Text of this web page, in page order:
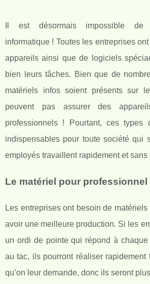
Il est désormais impossible de
informatique ! Toutes les entreprises
appareils ainsi que de logiciels
bien leurs tâches. Bien que de
matériels infos soient présents sur
peuvent pas assurer des
professionnels ! Pourtant, ces types
indispensables pour toute société qui
employés travaillent rapidement et sans
Le matériel pour professionnel
Les entreprises ont besoin de matériels
avoir une meilleure production. Si les
un ordi de pointe qui répond à
au tac, ils pourront réaliser rapidement
qu’on leur demande, donc ils seront